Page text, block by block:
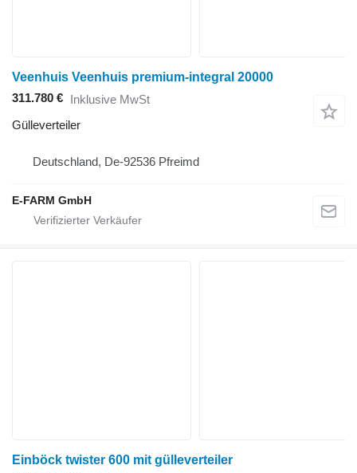
Veenhuis Veenhuis premium-integral 20000
311.780 € Inklusive MwSt
Gülleverteiler
Deutschland, De-92536 Pfreimd
E-FARM GmbH
Einböck twister 600 mit gülleverteiler